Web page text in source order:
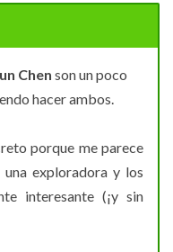
Chen son un poco
hacer ambos.
porque me parece
exploradora y los
interesante (¡y sin